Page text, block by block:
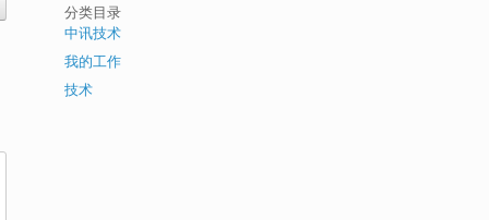
分类目录
中讯技术
我的工作
技术